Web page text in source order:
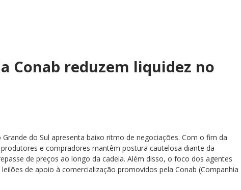
Conab reduzem liquidez no
do Sul apresenta baixo ritmo de negociações. Com o fim da
e compradores mantêm postura cautelosa diante da
de preços ao longo da cadeia. Além disso, o foco dos agentes
de apoio à comercialização promovidos pela Conab (Companhia